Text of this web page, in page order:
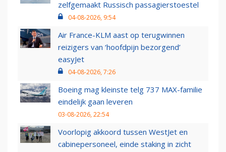
zelfgemaakt Russisch passagierstoestel
04-08-2026, 9:54
Air France-KLM aast op terugwinnen
reizigers van ‘hoofdpijn bezorgend’
easyJet
04-08-2026, 7:26
Boeing mag kleinste telg 737 MAX-familie
eindelijk gaan leveren
03-08-2026, 22:54
Voorlopig akkoord tussen WestJet en
cabinepersoneel, einde staking in zicht